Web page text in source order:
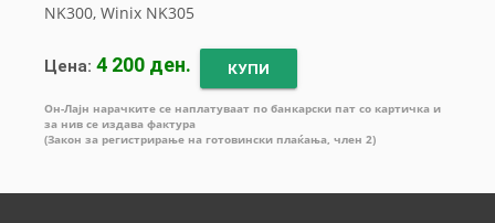
NK300, Winix NK305
Цена: 4 200 ден. КУПИ
Он-Лајн нарачките се наплатуваат по банкарски пат со картичка и
за нив се издава фактура
(Закон за регистрирање на готовински плаќања, член 2)